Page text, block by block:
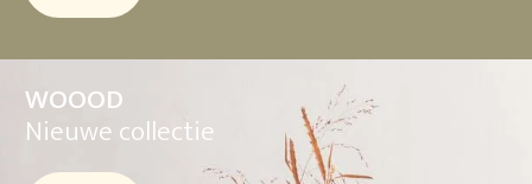
WOOOD
Nieuwe collectie